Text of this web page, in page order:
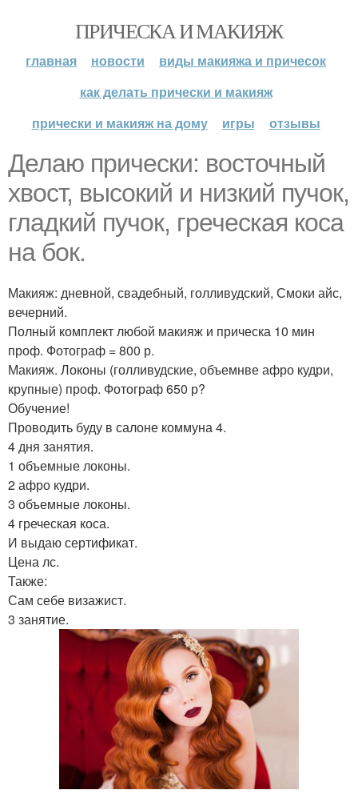
ПРИЧЕСКА И МАКИЯЖ
главная новости
виды макияжа и причесок
как делать прически и макияж
прически и макияж на дому
игры отзывы
Делаю прически: восточный
хвост, высокий и низкий пучок,
гладкий пучок, греческая коса
на бок.
Макияж: дневной, свадебный, голливудский, Смоки айс,
вечерний.
Полный комплект любой макияж и прическа 10 мин
проф. Фотограф = 800 р.
Макияж. Локоны (голливудские, объемнве афро кудри,
крупные) проф. Фотограф 650 р?
Обучение!
Проводить буду в салоне коммуна 4.
4 дня занятия.
1 объемные локоны.
2 афро кудри.
3 объемные локоны.
4 греческая коса.
И выдаю сертификат.
Цена лс.
Также:
Сам себе визажист.
3 занятие.